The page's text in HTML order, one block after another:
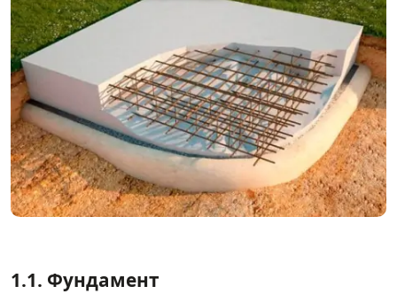
1.1. Фундамент